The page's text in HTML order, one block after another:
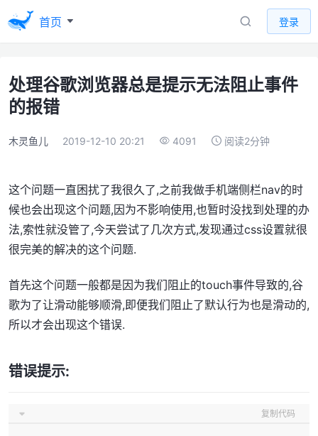
首页 登录
处理谷歌浏览器总是提示无法阻止事件
的报错
木灵鱼儿 2019-12-10 20:21 4091 阅读2分钟
这个问题一直困扰了我很久了,之前我做手机端侧栏nav的时
候也会出现这个问题,因为不影响使用,也暂时没找到处理的办
法,索性就没管了,今天尝试了几次方式,发现通过css设置就很
很完美的解决的这个问题.
首先这个问题一般都是因为我们阻止的touch事件导致的,谷
歌为了让滑动能够顺滑,即便我们阻止了默认行为也是滑动的,
所以才会出现这个错误.
错误提示:
复制代码